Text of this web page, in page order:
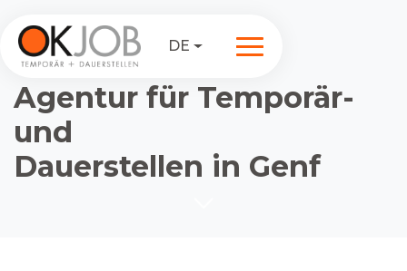
DE
Agentur für Temporär-
und
Dauerstellen in Genf